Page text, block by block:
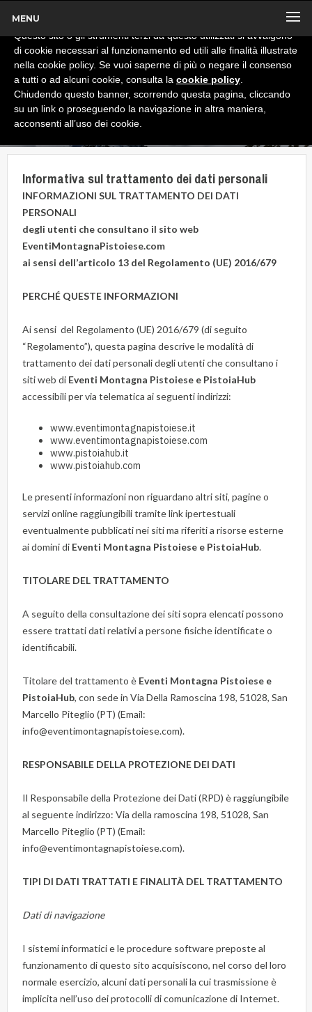
MENU
Informativa sul trattamento dei dati personali
INFORMAZIONI SUL TRATTAMENTO DEI DATI
PERSONALI
degli utenti che consultano il sito web
EventiMontagnaPistoiese.com
ai sensi dell’articolo 13 del Regolamento (UE) 2016/679
PERCHÉ QUESTE INFORMAZIONI
Ai sensi del Regolamento (UE) 2016/679 (di seguito
“Regolamento”), questa pagina descrive le modalità di
trattamento dei dati personali degli utenti che consultano i
siti web di Eventi Montagna Pistoiese e PistoiaHub
accessibili per via telematica ai seguenti indirizzi:
www.eventimontagnapistoiese.it
www.eventimontagnapistoiese.com
www.pistoiahub.it
www.pistoiahub.com
Le presenti informazioni non riguardano altri siti, pagine o
servizi online raggiungibili tramite link ipertestuali
eventualmente pubblicati nei siti ma riferiti a risorse esterne
ai domini di Eventi Montagna Pistoiese e PistoiaHub.
TITOLARE DEL TRATTAMENTO
A seguito della consultazione dei siti sopra elencati possono
essere trattati dati relativi a persone fisiche identificate o
identificabili.
Titolare del trattamento è Eventi Montagna Pistoiese e
PistoiaHub, con sede in Via Della Ramoscina 198, 51028, San
Marcello Piteglio (PT) (Email:
info@eventimontagnapistoiese.com).
RESPONSABILE DELLA PROTEZIONE DEI DATI
Il Responsabile della Protezione dei Dati (RPD) è raggiungibile
al seguente indirizzo: Via della ramoscina 198, 51028, San
Marcello Piteglio (PT) (Email:
info@eventimontagnapistoiese.com).
TIPI DI DATI TRATTATI E FINALITÀ DEL TRATTAMENTO
Dati di navigazione
I sistemi informatici e le procedure software preposte al
funzionamento di questo sito acquisiscono, nel corso del loro
normale esercizio, alcuni dati personali la cui trasmissione è
implicita nell’uso dei protocolli di comunicazione di Internet.
x
Informativa
Questo sito o gli strumenti terzi da questo utilizzati si avvalgono
di cookie necessari al funzionamento ed utili alle finalità illustrate
nella cookie policy. Se vuoi saperne di più o negare il consenso
a tutti o ad alcuni cookie, consulta la cookie policy
Chiudendo questo banner, scorrendo questa pagina, cliccando
su un link o proseguendo la navigazione in altra maniera,
acconsenti all’uso dei cookie.